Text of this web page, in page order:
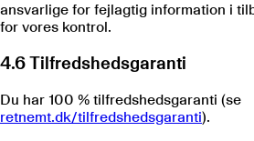
ansvarlige for fejlagtig information i
for vores kontrol.
4.6 Tilfredshedsgaranti
Du har 100 % tilfredshedsgaranti (se
retnemt.dk/tilfredshedsgaranti).